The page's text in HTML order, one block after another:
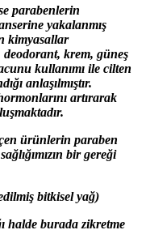
parabenlerin
yakalanmış
kimyasallar
krem, güneş
kullanımı ile cilten
anlaşılmıştır.
artırarak
ürünlerin paraben
bir gereği
bitkisel yağ)
halde burada zikretme